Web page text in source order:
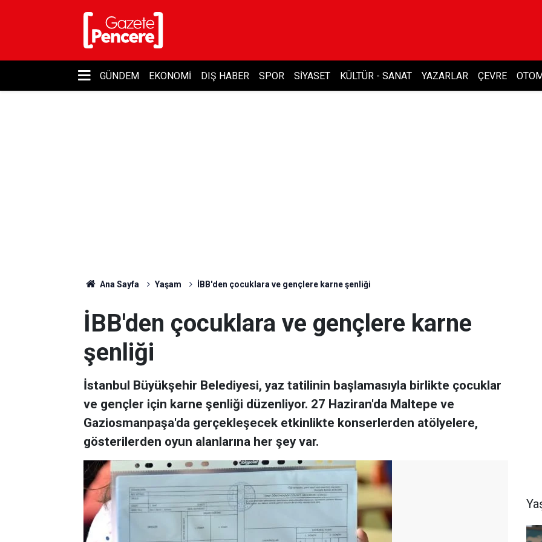
GÜNDEM EKONOMI DIŞ HABER SPOR SIYASET KÜLTÜR - SANAT YAZARLAR ÇEVRE
Ana Sayfa Yaşam İBB'den çocuklara ve gençlere karne şenliği
İBB'den çocuklara ve gençlere karne
şenliği
İstanbul Büyükşehir Belediyesi, yaz tatilinin başlamasıyla birlikte çocuklar
ve gençler için karne şenliği düzenliyor. 27 Haziran'da Maltepe ve
Gaziosmanpaşa'da gerçekleşecek etkinlikte konserlerden atölyelere,
gösterilerden oyun alanlarına her şey var.